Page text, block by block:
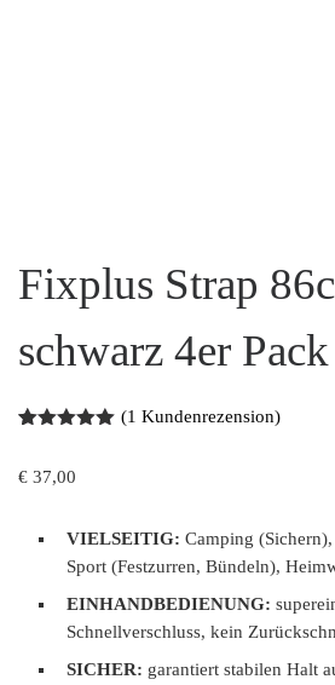
Fixplus Strap
schwarz 4er Pack
von 5,
Kundenbew
(1 Kundenrezension)
€ 37,00
VIELSEITIG: Camping
Sport (Festzurren, Bündeln),
EINHANDBEDIENUNG:
Schnellverschluss, kein
SICHER: garantiert stabilen Halt